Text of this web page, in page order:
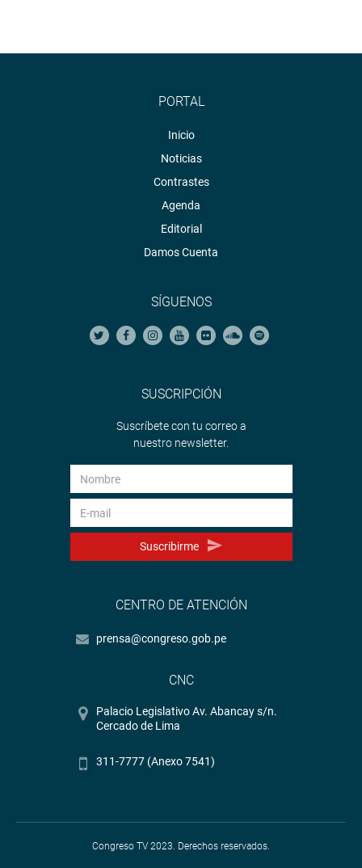
PORTAL
Inicio
Noticias
Contrastes
Agenda
Editorial
Damos Cuenta
SÍGUENOS
SUSCRIPCIÓN
Suscríbete con tu correo a
nuestro newsletter.
Suscribirme
CENTRO DE ATENCIÓN
prensa@congreso.gob.pe
CNC
Palacio Legislativo Av. Abancay s/n.
Cercado de Lima
311-7777 (Anexo 7541)
Congreso TV 2023. Derechos reservados.